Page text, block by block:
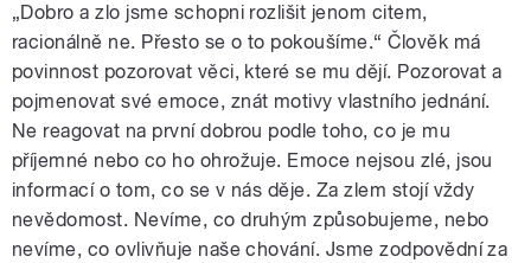
„Dobro a zlo jsme schopni rozlišit jenom citem,
racionálně ne. Přesto se o to pokoušíme.“ Člověk má
povinnost pozorovat věci, které se mu dějí. Pozorovat a
pojmenovat své emoce, znát motivy vlastního jednání.
Ne reagovat na první dobrou podle toho, co je mu
příjemné nebo co ho ohrožuje. Emoce nejsou zlé, jsou
informací o tom, co se v nás děje. Za zlem stojí vždy
nevědomost. Nevíme, co druhým způsobujeme, nebo
nevíme, co ovlivňuje naše chování. Jsme zodpovědní za